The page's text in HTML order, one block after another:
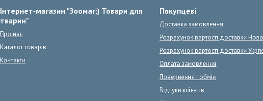
Інтернет-магазин "Зоомаг;) Товари для
тварин"
Про нас
Каталог товарів
Контакти
Покупцеві
Доставка замовлення
Розрахунок вартості доставки
Розрахунок вартості доставки
Оплата замовлення
Повернення і обмін
Відгуки клієнтів